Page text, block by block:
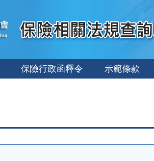
保險行政函釋令 示範條款